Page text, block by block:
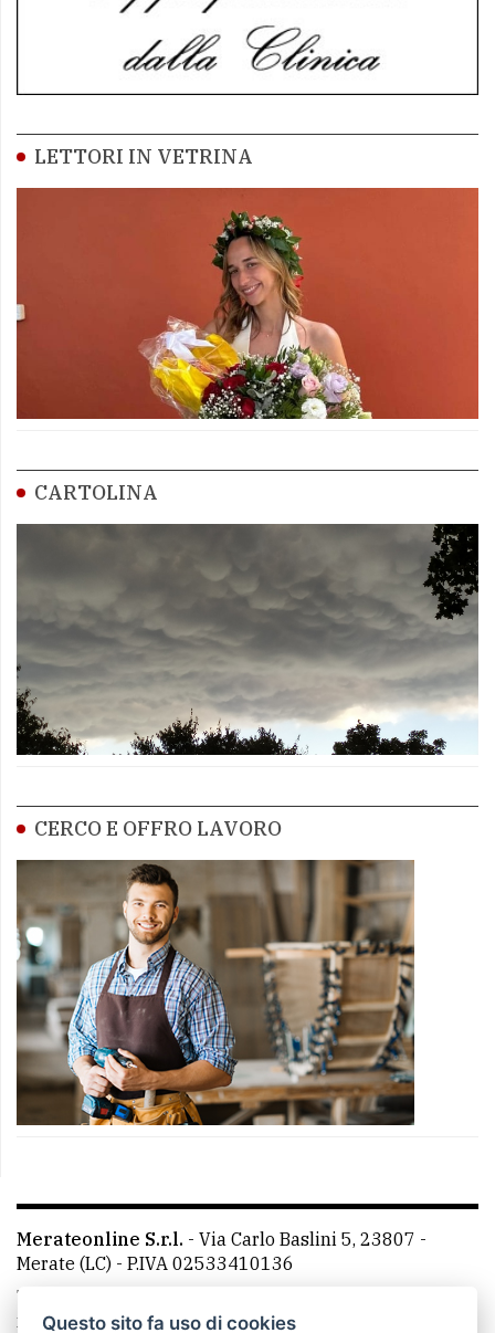
LETTORI IN VETRINA
CARTOLINA
CERCO E OFFRO LAVORO
Merateonline S.r.l. - Via Carlo Baslini 5, 23807 -
Merate (LC) - P.IVA 02533410136
Telefono:
mail: redazione@merateonline.it
Questo sito fa uso di cookies